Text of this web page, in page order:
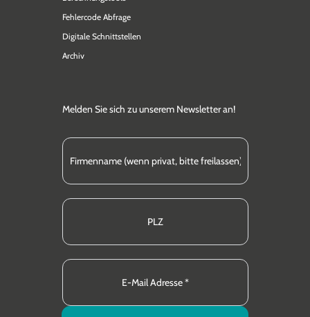
Fehlercode Abfrage
Digitale Schnittstellen
Archiv
Melden Sie sich zu unserem Newsletter an!